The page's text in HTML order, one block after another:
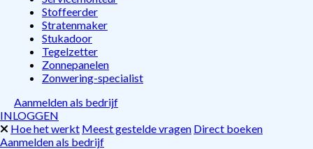
Stoffeerder
Stratenmaker
Stukadoor
Tegelzetter
Zonnepanelen
Zonwering-specialist
Aanmelden als bedrijf
INLOGGEN
Hoe het werkt Meest gestelde vragen Direct boeken
Aanmelden als bedrijf